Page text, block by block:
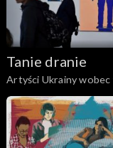
Tanie dranie
Artyści Ukrainy wobec